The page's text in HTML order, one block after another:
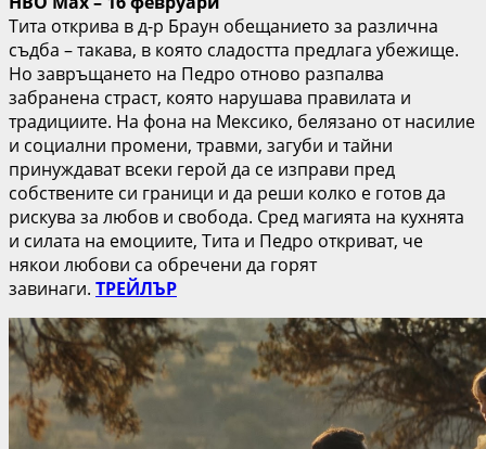
Тита открива в д-р Браун обещанието за различна
съдба – такава, в която сладостта предлага убежище.
Но завръщането на Педро отново разпалва
забранена страст, която нарушава правилата и
традициите. На фона на Мексико, белязано от насилие
и социални промени, травми, загуби и тайни
принуждават всеки герой да се изправи пред
собствените си граници и да реши колко е готов да
рискува за любов и свобода. Сред магията на кухнята
и силата на емоциите, Тита и Педро откриват, че
някои любови са обречени да горят
завинаги. ТРЕЙЛЪР